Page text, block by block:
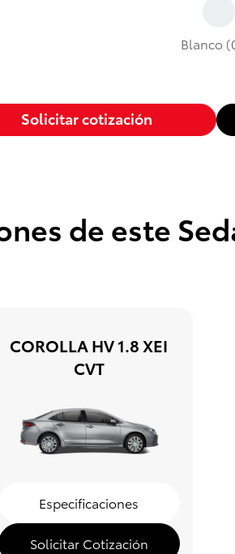
Blanco
Solicitar cotización
de este
COROLLA HV 1.8 XEI
CVT
Especificaciones
Solicitar Cotización